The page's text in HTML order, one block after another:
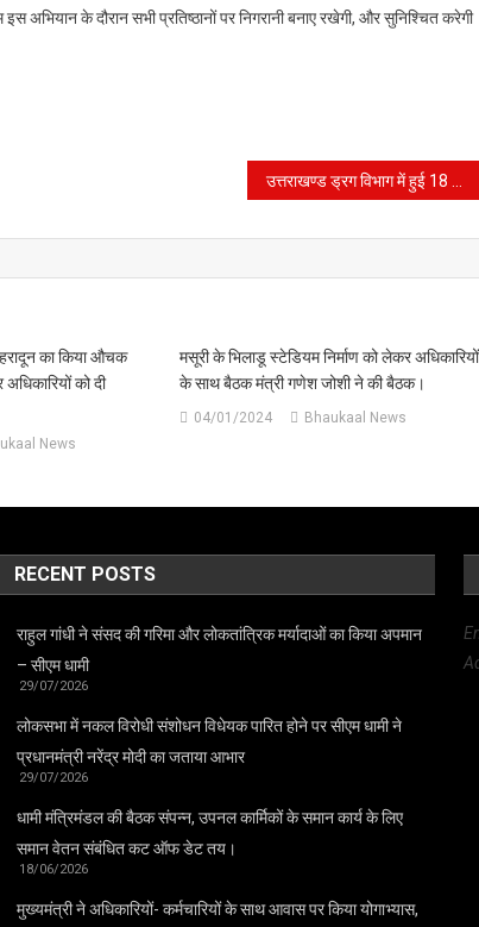
अभियान के दौरान सभी प्रतिष्ठानों पर निगरानी बनाए रखेगी, और सुनिश्चित करेगी
उत्तराखण्ड ड्रग विभाग में हुई 18 नए औषधि निरीक्षकों की नियुक्ति, तैनाती आदेश जारी।
का किया औचक
को दी
News
मसूरी के भिलाडू स्टेडियम निर्माण को लेकर अधिकारियों
के साथ बैठक मंत्री गणेश जोशी ने की बैठक।
04/01/2024 Bhaukaal News
RECENT POSTS
राहुल गांधी ने संसद की गरिमा और लोकतांत्रिक मर्यादाओं का किया अपमान
– सीएम धामी
29/07/2026
लोकसभा में नकल विरोधी संशोधन विधेयक पारित होने पर सीएम धामी ने
प्रधानमंत्री नरेंद्र मोदी का जताया आभार
29/07/2026
धामी मंत्रिमंडल की बैठक संपन्न, उपनल कार्मिकों के समान कार्य के लिए
समान वेतन संबंधित कट ऑफ डेट तय।
18/06/2026
मुख्यमंत्री ने अधिकारियों- कर्मचारियों के साथ आवास पर किया योगाभ्यास,